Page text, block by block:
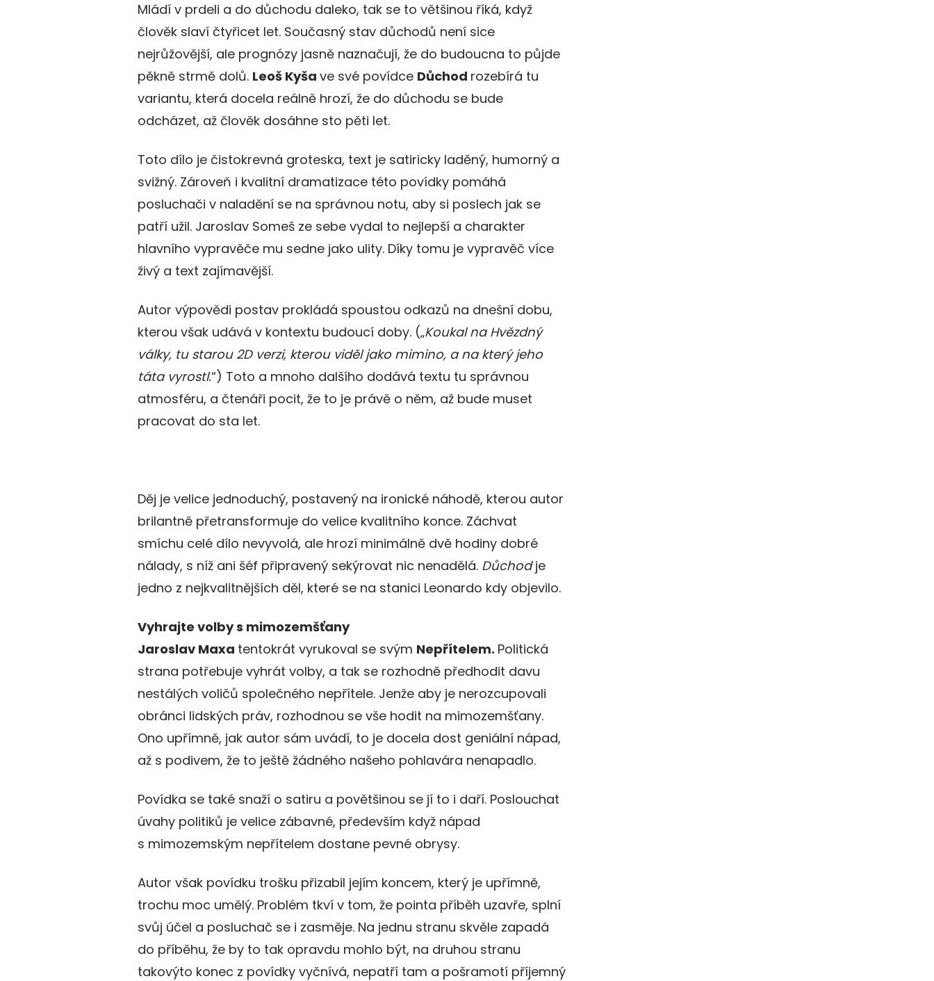
Mládí v prdeli a do důchodu daleko, tak se to většinou říká, když
člověk slaví čtyřicet let. Současný stav důchodů není sice
nejrůžovější, ale prognózy jasně naznačují, že do budoucna to půjde
pěkně strmě dolů. Leoš Kyša ve své povídce Důchod rozebírá tu
variantu, která docela reálně hrozí, že do důchodu se bude
odcházet, až člověk dosáhne sto pěti let.
Toto dílo je čistokrevná groteska, text je satiricky laděný, humorný a
svižný. Zároveň i kvalitní dramatizace této povídky pomáhá
posluchači v naladění se na správnou notu, aby si poslech jak se
patří užil. Jaroslav Someš ze sebe vydal to nejlepší a charakter
hlavního vypravěče mu sedne jako ulity. Díky tomu je vypravěč více
živý a text zajímavější.
Autor výpovědi postav prokládá spoustou odkazů na dnešní dobu,
kterou však udává v kontextu budoucí doby. („Koukal na Hvězdný
války, tu starou 2D verzi, kterou viděl jako mimino, a na který jeho
táta vyrostl.“) Toto a mnoho dalšího dodává textu tu správnou
atmosféru, a čtenáři pocit, že to je právě o něm, až bude muset
pracovat do sta let.
Děj je velice jednoduchý, postavený na ironické náhodě, kterou autor
brilantně přetransformuje do velice kvalitního konce. Záchvat
smíchu celé dílo nevyvolá, ale hrozí minimálně dvě hodiny dobré
nálady, s níž ani šéf připravený sekýrovat nic nenadělá. Důchodje
jedno z nejkvalitnějších děl, které se na stanici Leonardo kdy objevilo.
Vyhrajte volby s mimozemšťany
Jaroslav Maxa tentokrát vyrukoval se svým Nepřítelem. Politická
strana potřebuje vyhrát volby, a tak se rozhodně předhodit davu
nestálých voličů společného nepřítele. Jenže aby je nerozcupovali
obránci lidských práv, rozhodnou se vše hodit na mimozemšťany.
Ono upřímně, jak autor sám uvádí, to je docela dost geniální nápad,
až s podivem, že to ještě žádného našeho pohlavára nenapadlo.
Povídka se také snaží o satiru a povětšinou se jí to i daří. Poslouchat
úvahy politiků je velice zábavné, především když nápad
s mimozemským nepřítelem dostane pevné obrysy.
Autor však povídku trošku přizabil jejím koncem, který je upřímně,
trochu moc umělý. Problém tkví v tom, že pointa příběh uzavře, splní
svůj účel a posluchač se i zasměje. Na jednu stranu skvěle zapadá
do příběhu, že by to tak opravdu mohlo být, na druhou stranu
takovýto konec z povídky vyčnívá, nepatří tam a pošramotí příjemný